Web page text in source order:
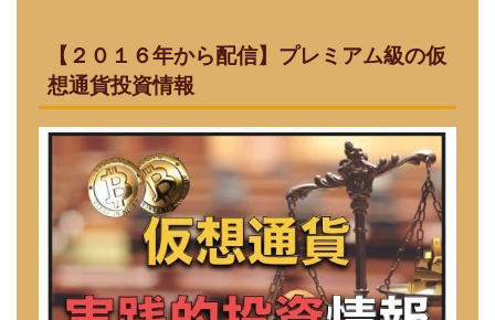
【２０１６年から配信】プレミアム級の仮
想通貨投資情報